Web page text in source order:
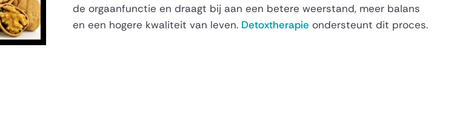
de orgaanfunctie en draagt bij aan een betere weerstand, meer balans
en een hogere kwaliteit van leven. Detoxtherapie ondersteunt dit proces.